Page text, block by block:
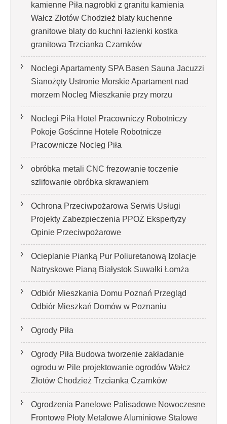
kamienne Piła nagrobki z granitu kamienia
Wałcz Złotów Chodzież blaty kuchenne
granitowe blaty do kuchni łazienki kostka
granitowa Trzcianka Czarnków
Noclegi Apartamenty SPA Basen Sauna Jacuzzi
Sianożęty Ustronie Morskie Apartament nad
morzem Nocleg Mieszkanie przy morzu
Noclegi Piła Hotel Pracowniczy Robotniczy
Pokoje Gościnne Hotele Robotnicze
Pracownicze Nocleg Piła
obróbka metali CNC frezowanie toczenie
szlifowanie obróbka skrawaniem
Ochrona Przeciwpożarowa Serwis Usługi
Projekty Zabezpieczenia PPOŻ Ekspertyzy
Opinie Przeciwpożarowe
Ocieplanie Pianką Pur Poliuretanową Izolacje
Natryskowe Pianą Białystok Suwałki Łomża
Odbiór Mieszkania Domu Poznań Przegląd
Odbiór Mieszkań Domów w Poznaniu
Ogrody Piła
Ogrody Piła Budowa tworzenie zakładanie
ogrodu w Pile projektowanie ogrodów Wałcz
Złotów Chodzież Trzcianka Czarnków
Ogrodzenia Panelowe Palisadowe Nowoczesne
Frontowe Płoty Metalowe Aluminiowe Stalowe